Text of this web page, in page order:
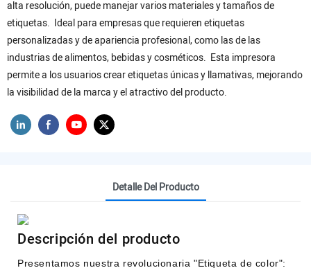
alta resolución, puede manejar varios materiales y tamaños de
etiquetas. Ideal para empresas que requieren etiquetas
personalizadas y de apariencia profesional, como las de las
industrias de alimentos, bebidas y cosméticos. Esta impresora
permite a los usuarios crear etiquetas únicas y llamativas, mejorando
la visibilidad de la marca y el atractivo del producto.
Detalle Del Producto
Descripción del producto
Presentamos nuestra revolucionaria "Etiqueta de color":